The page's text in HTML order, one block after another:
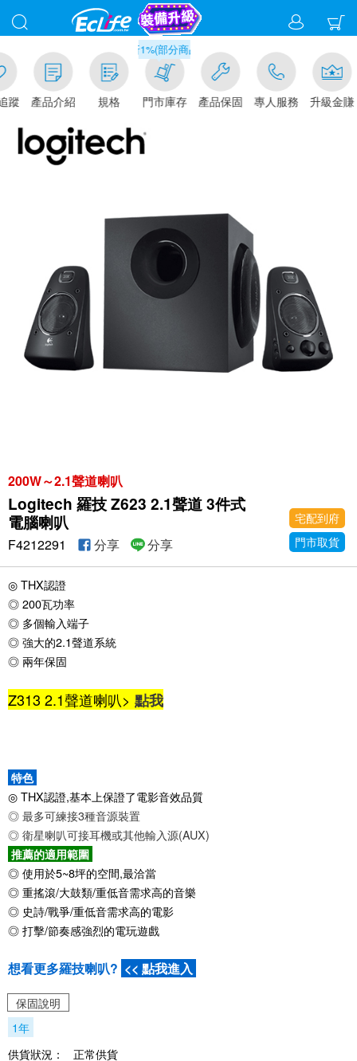
蹤 產品介紹 規格
滿千元門市取貨現折1%(部分商品不適用)-請點我看
門市庫存 產品保固 專人服務 升級金賺
200W～2.1聲道喇叭
Logitech 羅技 Z623 2.1聲道 3件式
電腦喇叭
宅配到府
門市取貨
F4212291 分享 分享
◎ THX認證
◎ 200瓦功率
◎ 多個輸入端子
◎ 強大的2.1聲道系統
◎ 兩年保固
Z313 2.1聲道喇叭> 點我
特色
◎ THX認證,基本上保證了電影音效品質
◎ 最多可練接3種音源裝置
◎ 衛星喇叭可接耳機或其他輸入源(AUX)
推薦的適用範圍
◎ 使用於5~8坪的空間,最洽當
◎ 重搖滾/大鼓類/重低音需求高的音樂
◎ 史詩/戰爭/重低音需求高的電影
◎ 打擊/節奏感強烈的電玩遊戲
想看更多羅技喇叭? << 點我進入
保固說明
1年
供貨狀況：
正常供貨